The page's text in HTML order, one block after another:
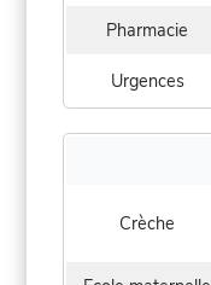
Pharmacie
Urgences
Crèche